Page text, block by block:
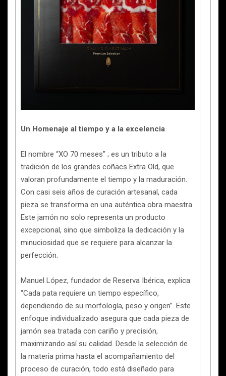
Un Homenaje al tiempo y a la excelencia
El nombre “XO 70 meses” ; es un tributo a la
tradición de los grandes coñacs Extra Old, que
valoran profundamente el tiempo y la maduración.
Con casi seis años de curación artesanal, cada
pieza se transforma en una auténtica obra maestra.
Este jamón no solo representa un producto
excepcional, sino que simboliza la dedicación y la
minuciosidad que se requiere para alcanzar la
perfección.
Manuel López, fundador de Reserva Ibérica, explica:
“Cada pata requiere un tiempo específico,
dependiendo de su morfología, peso y origen”. Este
enfoque individualizado asegura que cada pieza de
jamón sea tratada con cariño y precisión,
maximizando así su calidad. Desde la selección de
la materia prima hasta el acompañamiento del
proceso de curación, todo está diseñado para